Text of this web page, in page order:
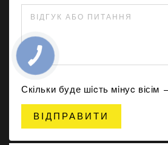
ВІДГУК АБО ПИТАННЯ
Скільки буде шicть мiнуc вісім
ВІДПРАВИТИ